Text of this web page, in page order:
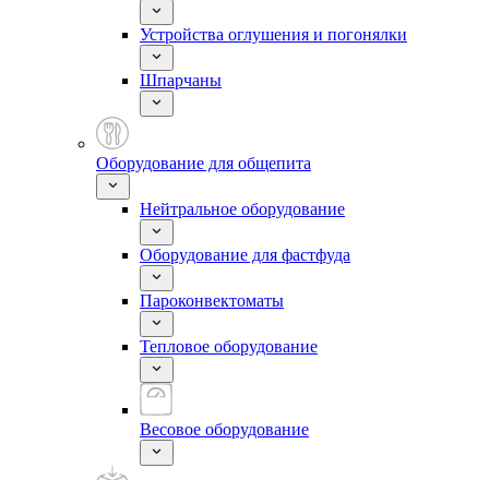
Устройства оглушения и погонялки
Шпарчаны
Оборудование для общепита
Нейтральное оборудование
Оборудование для фастфуда
Пароконвектоматы
Тепловое оборудование
Весовое оборудование